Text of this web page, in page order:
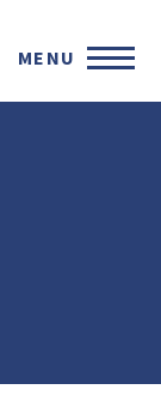
MENU